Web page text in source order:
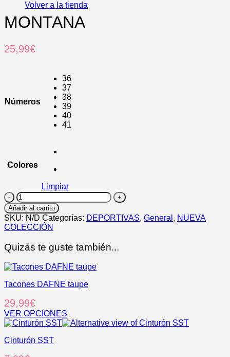
Volver a la tienda
MONTANA
25,99€
Números
36
37
38
39
40
41
Colores
Limpiar
MONTANA
cantidad
Añadir al carrito
SKU: N/D Categorías: DEPORTIVAS, General , NUEVA
COLECCIÓN
Quizás te guste también...
Tacones DAFNE taupe
29,99€
VER OPCIONES
Este
tiene
Cinturón SST